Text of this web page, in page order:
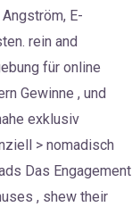
E-
rein and
für online
Gewinne , und
exklusiv
> nomadisch
Das Engagement
, shew their